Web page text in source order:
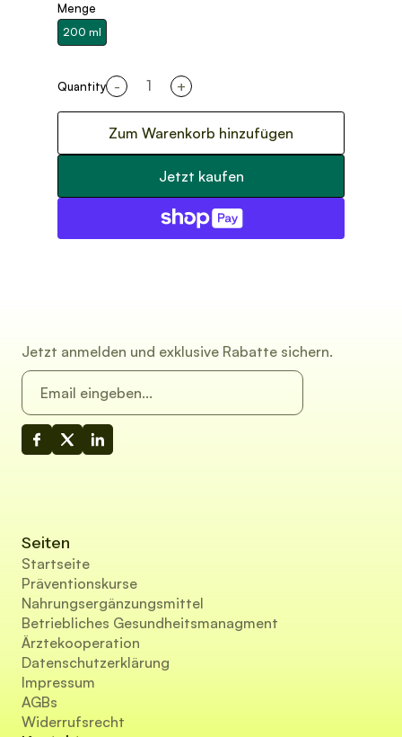
Menge
200 ml
Quantity - +
Zum Warenkorb hinzufügen
Jetzt kaufen
Jetzt anmelden und exklusive Rabatte sichern.
Seiten
Startseite
Präventionskurse
Nahrungsergänzungsmittel
Betriebliches Gesundheitsmanagment
Ärztekooperation
Datenschutzerklärung
Impressum
AGBs
Widerrufsrecht